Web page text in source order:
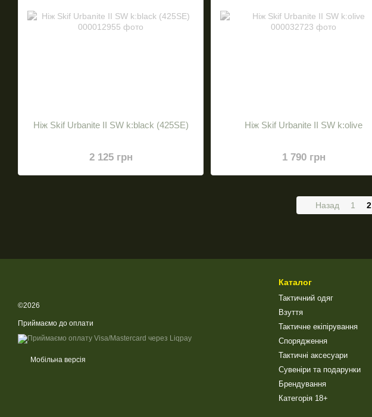
Нiж Skif Urbanite II SW k:black (425SE)
2 125 грн
Нiж Skif Urbanite II SW k:olive
1 790 грн
Назад 1 2
©2026
Приймаємо до оплати
Мобільна версія
Каталог
Тактичний одяг
Взуття
Тактичне екіпірування
Спорядження
Тактичні аксесуари
Сувеніри та подарунки
Брендування
Категорія 18+